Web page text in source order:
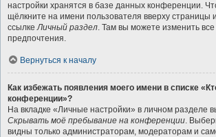
настройки хранятся в базе данных конференции.
щёлкните на имени пользователя вверху страницы
ссылкеЛичный раздел. Там вы можете изменить все
предпочтения.
Вернуться к началу
Как избежать появления моего имени в списке
конференции»?
На вкладке «Личные настройки» в личном разделе
Скрывать моё пребывание на конференции.
видны только администраторам, модераторам и